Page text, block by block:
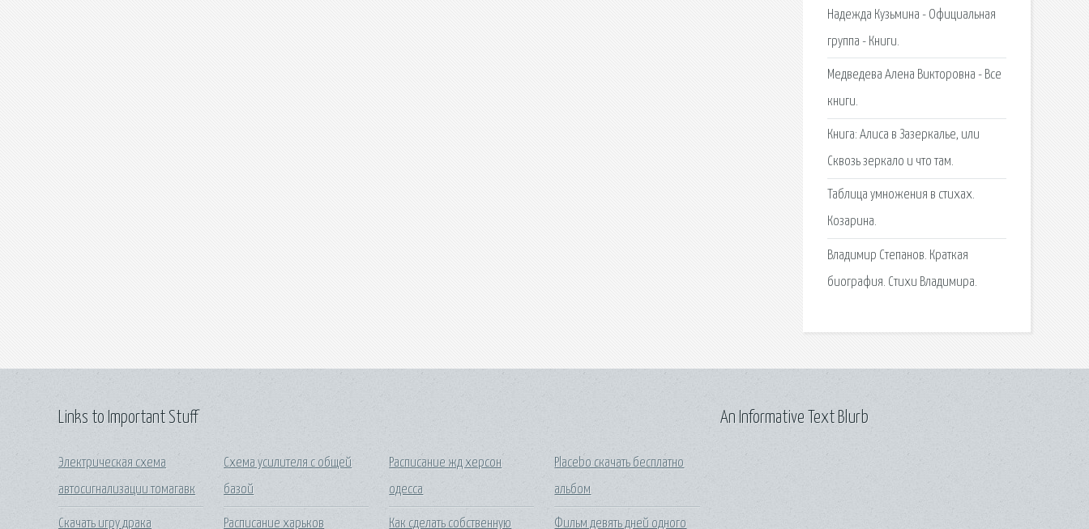
Надежда Кузьмина - Официальная
группа - Книги.
Медведева Алена Викторовна - Все
книги.
Книга: Алиса в Зазеркалье, или
Сквозь зеркало и что там.
Таблица умножения в стихах.
Козарина.
Владимир Степанов. Краткая
биография. Стихи Владимира.
Links to Important Stuff
Электрическая схема
автосигнализации томагавк
Скачать игру драка
Схема усилителя с общей
базой
Расписание харьков
Расписание жд херсон
одесса
Как сделать собственную
Placebo скачать бесплатно
альбом
Фильм девять дней одного
An Informative Text Blurb